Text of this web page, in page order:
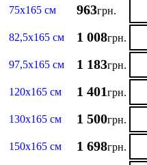
75х165 см 963грн.
82,5х165 см 1 008грн.
97,5х165 см 1 183грн.
120х165 см 1 401грн.
130х165 см 1 500грн.
150х165 см 1 698грн.